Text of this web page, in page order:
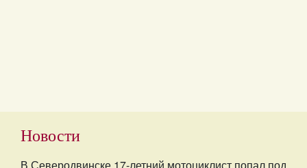
Новости